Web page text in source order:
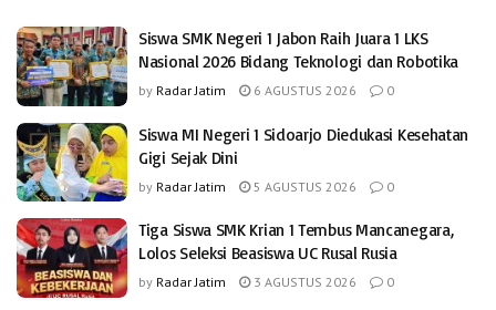
Siswa SMK Negeri 1 Jabon Raih Juara 1 LKS
Nasional 2026 Bidang Teknologi dan Robotika
by Radar Jatim 6 AGUSTUS 2026 0
Siswa MI Negeri 1 Sidoarjo Diedukasi Kesehatan
Gigi Sejak Dini
by Radar Jatim 5 AGUSTUS 2026 0
Tiga Siswa SMK Krian 1 Tembus Mancanegara,
Lolos Seleksi Beasiswa UC Rusal Rusia
by Radar Jatim 3 AGUSTUS 2026 0